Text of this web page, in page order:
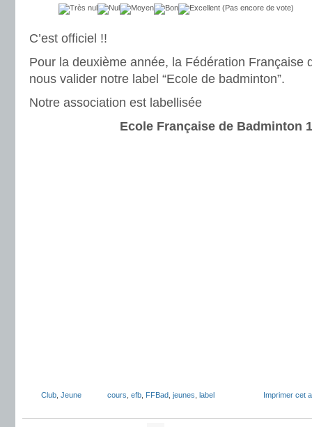
(Pas encore de vote)
C’est officiel !!
Pour la deuxième année, la Fédération Française
nous valider notre label “Ecole de badminton”.
Notre association est labellisée
Ecole Française de Badminton
Club Jeune cours efb FFBad jeunes label Imprimer cet